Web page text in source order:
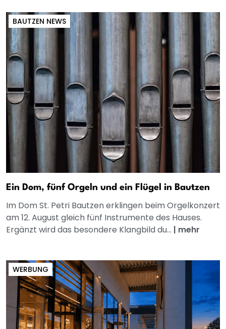
BAUTZEN NEWS
Ein Dom, fünf Orgeln und ein Flügel in Bautzen
Im Dom St. Petri Bautzen erklingen beim Orgelkonzert
am 12. August gleich fünf Instrumente des Hauses.
Ergänzt wird das besondere Klangbild du... | mehr
WERBUNG